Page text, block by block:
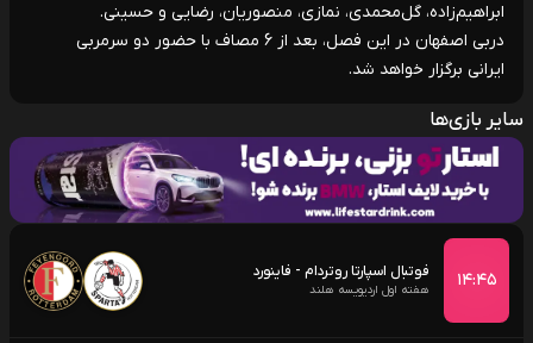
ابراهیم‌زاده، گل‌محمدی، نمازی، منصوریان، رضایی و حسینی.
دربی اصفهان در این فصل، بعد از 6 مصاف با حضور دو سرمربی
ایرانی برگزار خواهد شد.
سایر بازی‌ها
۱۴:۴۵ فوتبال اسپارتا روتردام - فاینورد
هفته اول اردیویسه هلند